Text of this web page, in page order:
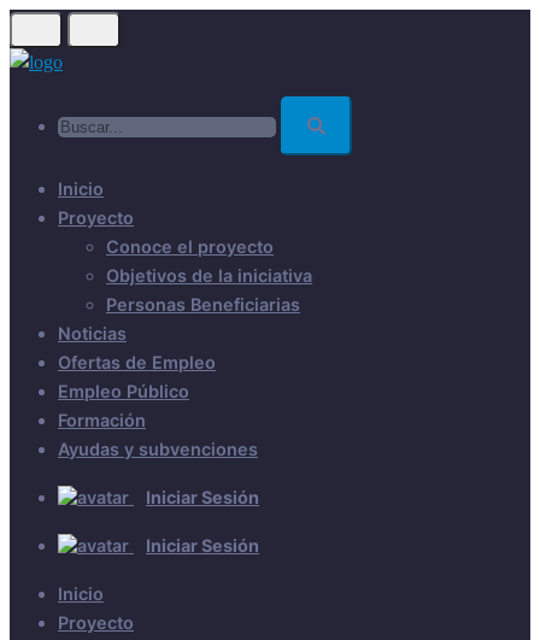
Skip
to
Inicio
Proyecto
Conoce el proyecto
Objetivos de la iniciativa
Personas Beneficiarias
Noticias
Ofertas de Empleo
Empleo Público
Formación
Ayudas y subvenciones
Iniciar Sesión
Iniciar Sesión
Inicio
Proyecto